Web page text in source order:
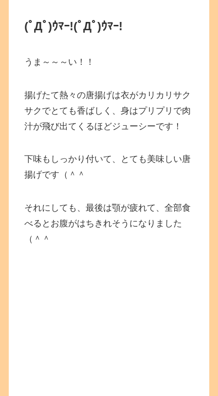
(ﾟДﾟ)ｳﾏｰ!(ﾟДﾟ)ｳﾏｰ!
うま～～～い！！
揚げたて熱々の唐揚げは衣がカリカリサク
サクでとても香ばしく、身はプリプリで肉
汁が飛び出てくるほどジューシーです！
下味もしっかり付いて、とても美味しい唐
揚げです（＾＾
それにしても、最後は顎が疲れて、全部食
べるとお腹がはちきれそうになりました
（＾＾